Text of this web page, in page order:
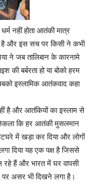
नहीं होता आतंकी मात्र
है और इस सच पर किसी ने कभी
ने जब तालिबान के कारनामे
की बर्बरता हो या बोको हरम
इस्लामिक आतंकवाद कहा
है और आतंकियों का इस्लाम से
कि हर आतंकी मुसलमान
में खड़ा कर दिया और लोगों
दिया यह एक पक्ष है जिससे
रहे हैं और भारत में घर वापसी
पर असर भी दिखने लगा है।